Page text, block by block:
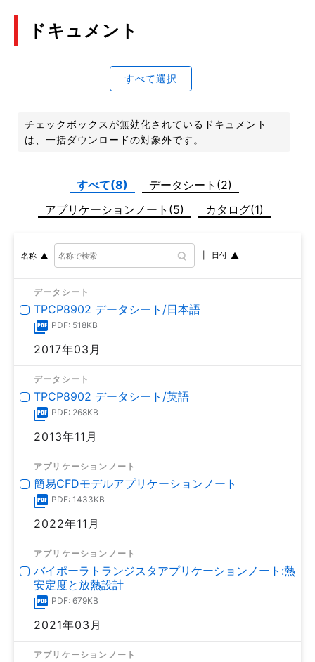
ドキュメント
すべて選択
チェックボックスが無効化されているドキュメント
は、一括ダウンロードの対象外です。
すべて(8)
データシート(2)
アプリケーションノート(5)
カタログ(1)
名称 日付
データシート
TPCP8902 データシート/日本語
PDF: 518KB
2017年03月
データシート
TPCP8902 データシート/英語
PDF: 268KB
2013年11月
アプリケーションノート
簡易CFDモデルアプリケーションノート
PDF: 1433KB
2022年11月
アプリケーションノート
バイポーラトランジスタアプリケーションノート:熱
安定度と放熱設計
PDF: 679KB
2021年03月
アプリケーションノート